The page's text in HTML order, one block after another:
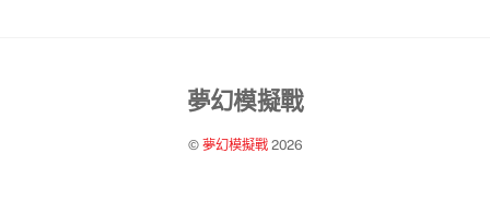
Back
Top
夢幻模擬戰
© 夢幻模擬戰2026